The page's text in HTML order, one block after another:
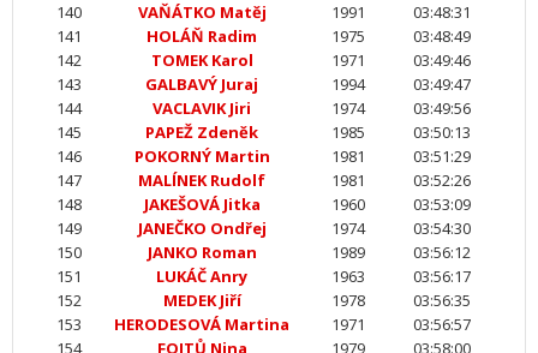
140
VAŇÁTKO Matěj 1991
03:48:31
141
HOLÁŇ Radim 1975
03:48:49
142
TOMEK Karol 1971
03:49:46
143
GALBAVÝ Juraj 1994
03:49:47
144
VACLAVIK Jiri 1974
03:49:56
145
PAPEŽ Zdeněk 1985
03:50:13
146
POKORNÝ Martin 1981
03:51:29
147
MALÍNEK Rudolf 1981
03:52:26
148
JAKEŠOVÁ Jitka 1960
03:53:09
149
JANEČKO Ondřej 1974
03:54:30
150
JANKO Roman 1989
03:56:12
151
LUKÁČ Anry 1963
03:56:17
152
MEDEK Jiří 1978
03:56:35
153
HERODESOVÁ Martina 1971
03:56:57
154
FOJTŮ Nina 1979
03:58:00